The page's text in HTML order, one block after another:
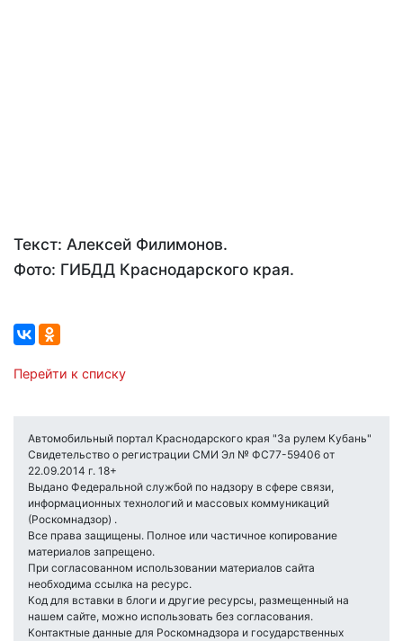
Текст: Алексей Филимонов.
Фото: ГИБДД Краснодарского края.
Перейти к списку
Автомобильный портал Краснодарского края "За рулем Кубань"
Свидетельство о регистрации СМИ Эл № ФС77-59406 от
22.09.2014 г. 18+
Выдано Федеральной службой по надзору в сфере связи,
информационных технологий и массовых коммуникаций
(Роскомнадзор) .
Все права защищены. Полное или частичное копирование
материалов запрещено.
При согласованном использовании материалов сайта
необходима ссылка на ресурс.
Код для вставки в блоги и другие ресурсы, размещенный на
нашем сайте, можно использовать без согласования.
Контактные данные для Роскомнадзора и государственных